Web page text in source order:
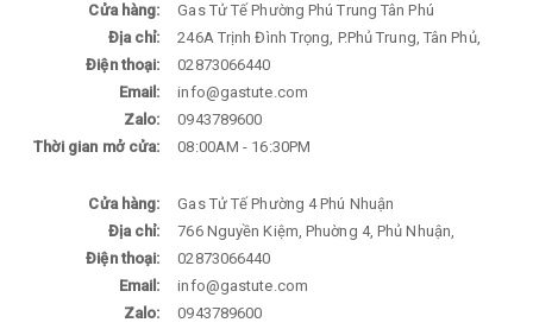
Cửa hàng:
Gas Tử Tế Phường Phú Trung Tân Phú
Địa chỉ:
246A Trịnh Đình Trọng, P.Phủ Trung, Tân Phủ,
Điện thoại:
02873066440
Email:
info@gastute.com
Zalo:
0943789600
Thời gian mở cửa:
08:00AM - 16:30PM
Cửa hàng:
Gas Tử Tế Phường 4 Phú Nhuận
Địa chỉ:
766 Nguyền Kiệm, Phuờng 4, Phủ Nhuận,
Điện thoại:
02873066440
Email:
info@gastute.com
Zalo:
0943789600